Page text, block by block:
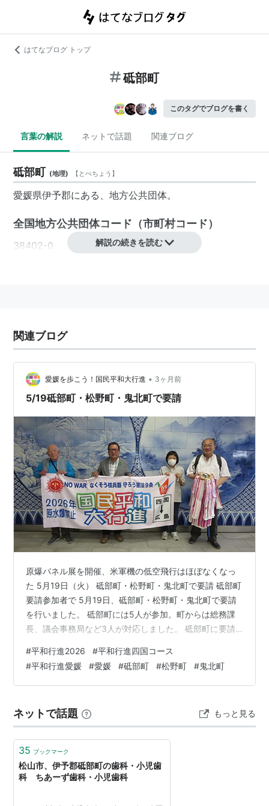
はてなブログ トップ
砥部町
このタグでブログを書く
言葉の解説 ネットで話題 関連ブログ
砥部町 (地理) 【 とべちょう 】
愛媛県伊予郡にある、地方公共団体。
全国地方公共団体コード （市町村コード）
38402-0 解説の続きを読む
関連ブログ
愛媛を歩こう！国民平和大行進 • 3ヶ月前
5/19砥部町・松野町・鬼北町で要請
原爆パネル展を開催、米軍機の低空飛行はほぼなくなっ
た 5月19日（火） 砥部町・松野町・鬼北町で要請 砥部町
要請参加者で 5月19日、砥部町・松野町・鬼北町で要請
を行いました。 砥部町には5人が参加。町からは総務課
長、議会事務局など3人が対応しました。 砥部町に要請
請内容について説明。 砥部町からは「8/3～17原爆パネ
ル展を開催した」「修学旅行で広島平和記念資料館を訪
問している」「署名や意見書については実施しない」
い」「米軍機の飛行は現在ない」「原発は国のエネルギ
ー政策との関係であり独自に反…
#平和行進2026 #平和行進四国コース
#平和行進愛媛 #愛媛 #砥部町 #松野町 #鬼北町
ネットで話題 もっと見る
35 ブックマーク
松山市、伊予郡砥部町の歯科・小児歯
科 ちあーず歯科・小児歯科